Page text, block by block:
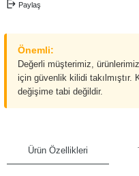
Paylaş
Önemli:
Değerli müşterimiz,
için güvenlik kilidi takılmıştır.
değişime tabi değildir.
Ürün Özellikleri